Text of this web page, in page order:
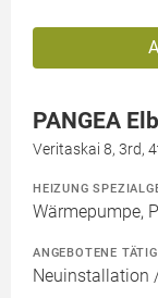
PANGEA
Veritaskai 8, 3rd,
HEIZUNG
Wärmepumpe,
ANGEBOTENE
Neuinstallation